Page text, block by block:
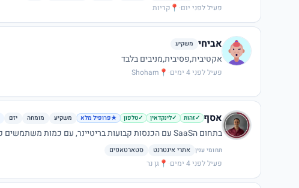
פעיל לפני יום·
📍 קריות
אביחי משקיע
אקטיבית,פסיבית,מניבים בלבד
פעיל לפני 4 ימים ·
📍
Shoham
אסף ✓זהות ✓לינקדאין ✓טלפון ★פרופיל מלא משקיע מומחה יזם
בתחום הSaaS עם הכנסות קבועות בריטיינר, עם כמות משתמשים פעילים סבירה ומעלה.
תחומי ענין אתרי אינטרנט סטארטאפים
פעיל לפני 4 ימים ·
📍 גן נר